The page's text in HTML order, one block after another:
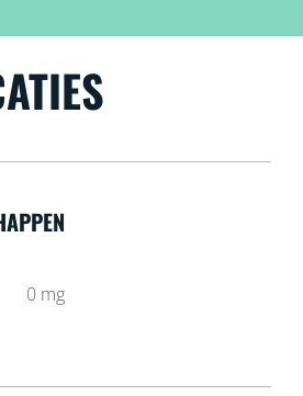
0 mg